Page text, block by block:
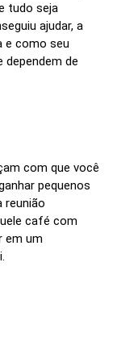
tudo seja
ajudar, a
e como seu
dependem de
com que você
pequenos
reunião
café com
em um